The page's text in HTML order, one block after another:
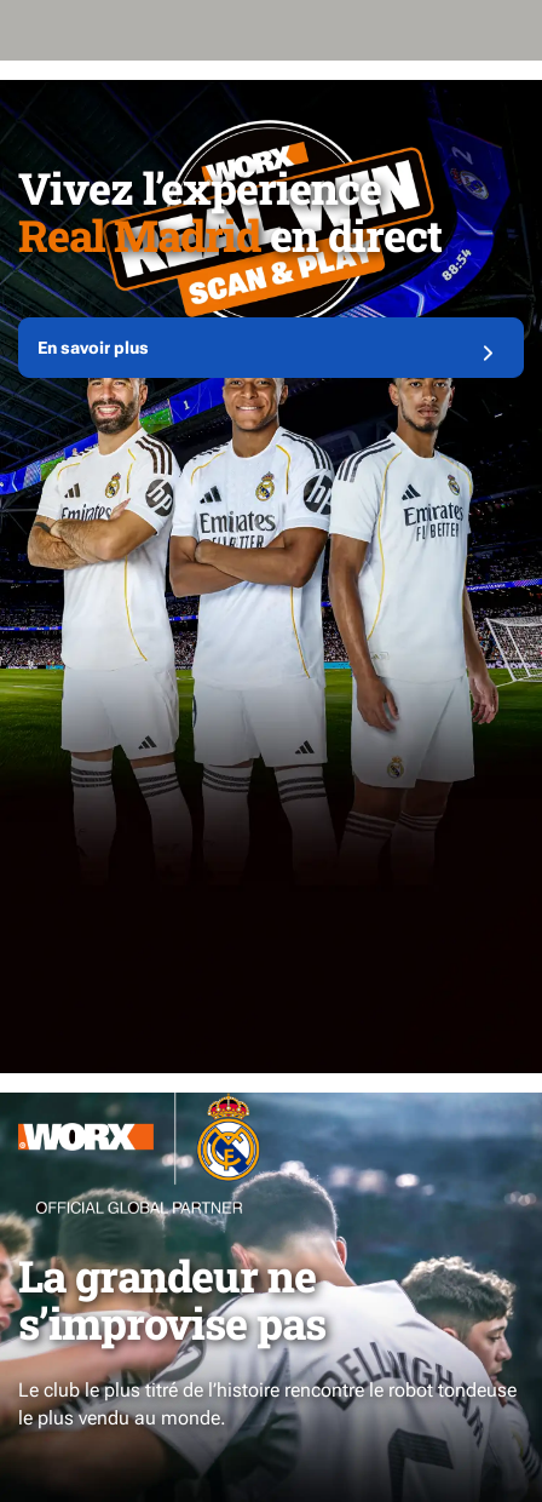
Vivez l’expérience
Real Madriden direct
En savoir plus
La grandeur ne
s’improvise pas
Le club le plus titré de l’histoire rencontre le robot tondeuse
le plus vendu au monde.